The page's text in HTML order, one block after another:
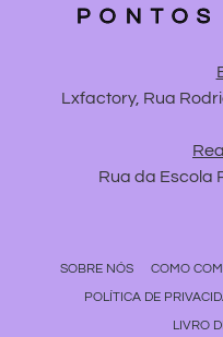
Lxfactory, Rua
Rua da Escola
SOBRE NÓS COMO
POLÍTICA DE
LIVRO